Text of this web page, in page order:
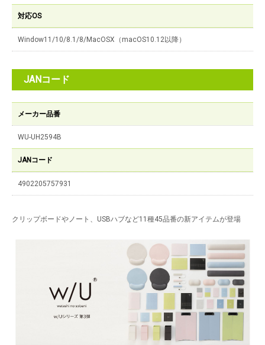
対応OS
Window11/10/8.1/8/MacOSX（macOS10.12以降）
JANコード
メーカー品番
WU-UH2594B
JANコード
4902205757931
クリップボードやノート、USBハブなど11種45品番の新アイテムが登場